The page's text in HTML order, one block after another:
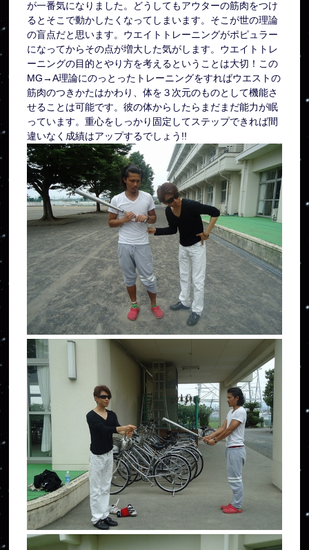
が一番気になりました。どうしてもアウターの筋肉をつけ
るとそこで動かしたくなってしまいます。そこが世の理論
の盲点だと思います。ウエイトトレーニングがポピュラー
になってからその点が増大した気がします。ウエイトトレ
ーニングの目的とやり方を考えるということは大切！この
MG→A理論にのっとったトレーニングをすればウエストの
筋肉のつきかたはかわり、体を３次元のものとして機能さ
せることは可能です。彼の体からしたらまだまだ能力が眠
っています。重心をしっかり固定してステップできれば間
違いなく成績はアップするでしょう!!